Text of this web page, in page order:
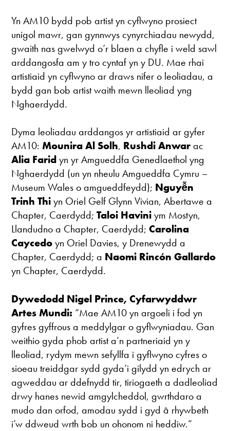
Yn AM10 bydd pob artist yn cyflwyno prosiect
unigol mawr, gan gynnwys cynyrchiadau newydd,
gwaith nas gwelwyd o’r blaen a chyfle i weld sawl
arddangosfa am y tro cyntaf yn y DU. Mae rhai
artistiaid yn cyflwyno ar draws nifer o leoliadau, a
bydd gan bob artist waith mewn lleoliad yng
Nghaerdydd.
Dyma leoliadau arddangos yr artistiaid ar gyfer
AM10:Mounira Al Solh, Rushdi Anwarac
Alia Faridyn yr Amgueddfa Genedlaethol yng
Nghaerdydd (un yn nheulu Amgueddfa Cymru –
Museum Wales o amgueddfeydd); Nguyễn
Trinh Thiyn Oriel Gelf Glynn Vivian, Abertawe a
Chapter, Caerdydd;Taloi Haviniym Mostyn,
Llandudno a Chapter, Caerdydd;Carolina
Caycedoyn Oriel Davies, y Drenewydd a
Chapter, Caerdydd; a Naomi Rincón Gallardo
yn Chapter, Caerdydd.
Dywedodd Nigel Prince, Cyfarwyddwr
Artes Mundi: “Mae AM10 yn argoeli i fod yn
gyfres gyffrous a meddylgar o gyflwyniadau. Gan
weithio gyda phob artist a’n partneriaid yn y
lleoliad, rydym mewn sefyllfa i gyflwyno cyfres o
sioeau treiddgar sydd gyda’i gilydd yn edrych ar
agweddau ar ddefnydd tir, tiriogaeth a dadleoliad
drwy hanes newid amgylcheddol, gwrthdaro a
mudo dan orfod, amodau sydd i gyd â rhywbeth
i’w ddweud wrth bob un ohonom ni heddiw.”